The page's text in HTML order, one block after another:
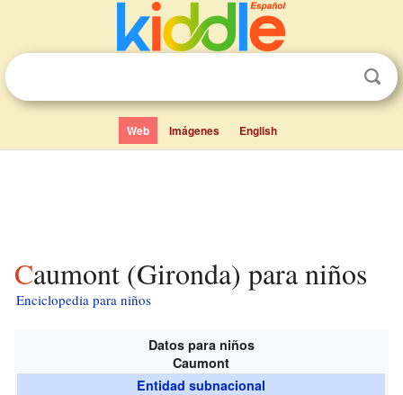
Web Imágenes English
Caumont (Gironda) para niños
Enciclopedia para niños
Datos para niños
Caumont
Entidad subnacional